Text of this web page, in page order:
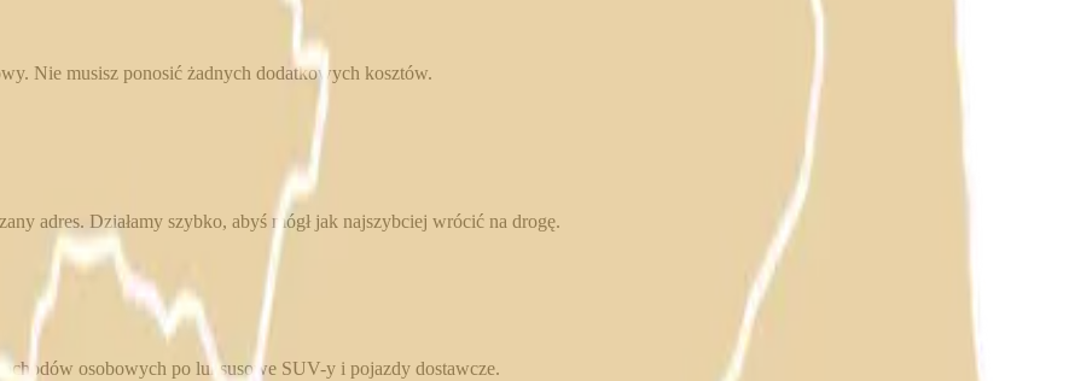
Nie musisz ponosić żadnych dodatkowych kosztów.
adres. Działamy szybko, abyś mógł jak najszybciej wrócić na drogę.
osobowych po luksusowe SUV-y i pojazdy dostawcze.